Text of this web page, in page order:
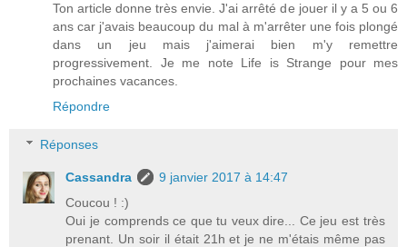
Ton article donne très envie. J'ai arrêté de jouer il y a 5 ou 6
ans car j'avais beaucoup du mal à m'arrêter une fois plongé
dans un jeu mais j'aimerai bien m'y remettre
progressivement. Je me note Life is Strange pour mes
prochaines vacances.
Répondre
Réponses
Cassandra
9 janvier 2017 à 14:47
Coucou ! :)
Oui je comprends ce que tu veux dire... Ce jeu est très
prenant. Un soir il était 21h et je ne m'étais même pas